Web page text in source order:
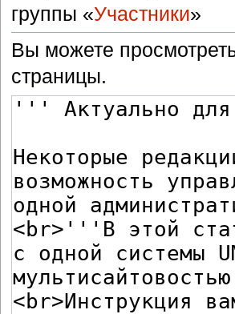
группы «Участники»
Вы можете
страницы.